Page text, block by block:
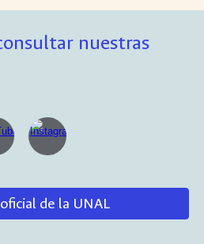
nuestras
de la UNAL